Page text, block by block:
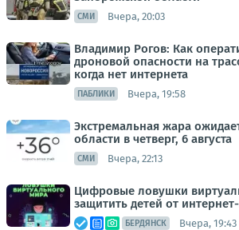
СМИ Вчера, 20:03
Владимир Рогов: Как
дроновой опасности на
когда нет интернета
ПАБЛИКИ Вчера, 19:58
Экстремальная жара
области в четверг, 6 августа
СМИ Вчера, 22:13
Цифровые ловушки
защитить детей от
БЕРДЯНСК Вчера, 19:43